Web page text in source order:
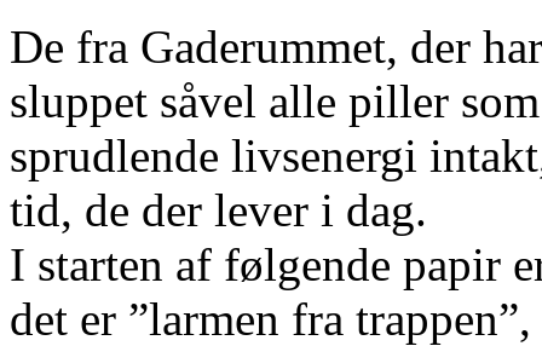
De fra Gaderummet, der
sluppet såvel alle piller
sprudlende livsenergi
tid, de der lever i dag.
I starten af følgende papir
det er ”larmen fra